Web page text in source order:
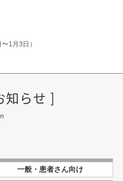
1月3日）
知らせ
一般・患者さん向け